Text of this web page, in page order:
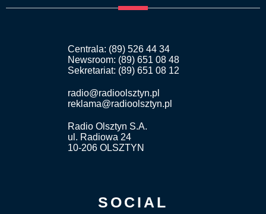
Centrala: (89) 526 44 34
Newsroom: (89) 651 08 48
Sekretariat: (89) 651 08 12
radio@radioolsztyn.pl
reklama@radioolsztyn.pl
Radio Olsztyn S.A.
ul. Radiowa 24
10-206 OLSZTYN
SOCIAL